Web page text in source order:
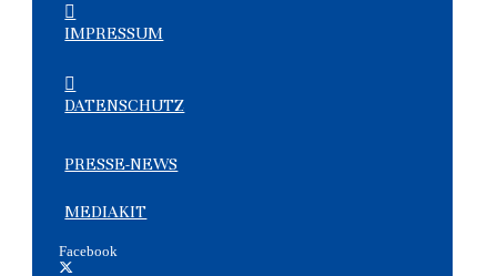
IMPRESSUM
DATENSCHUTZ
PRESSE-NEWS
MEDIAKIT
Facebook